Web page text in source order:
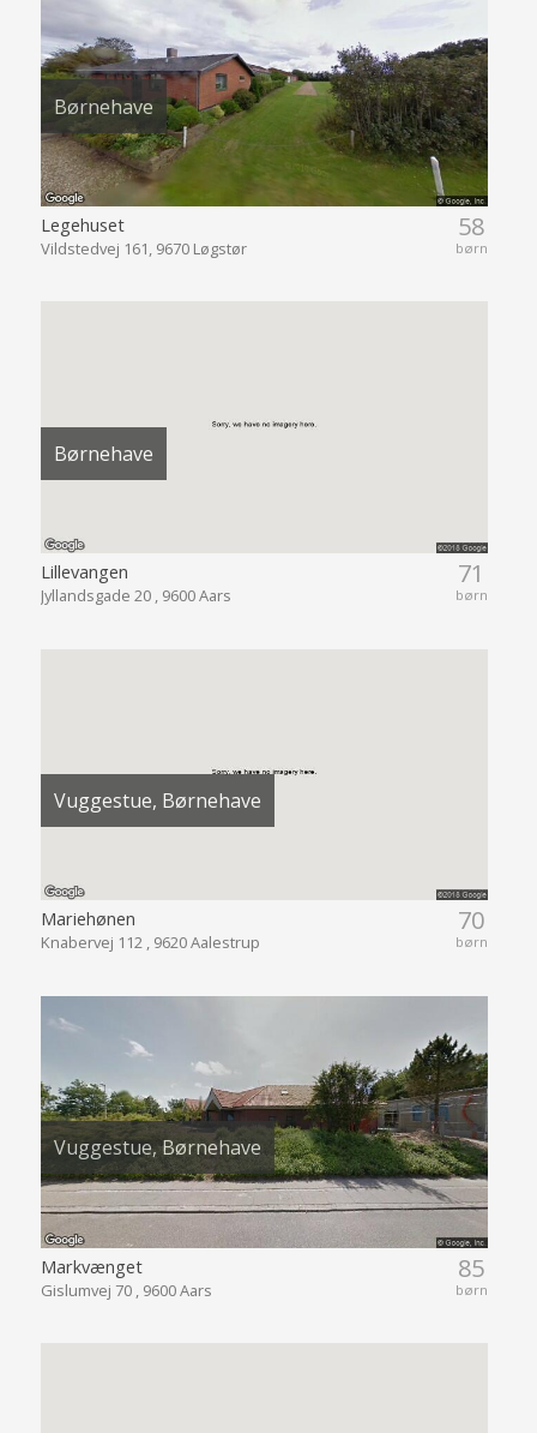
Børnehave
58
børn
Legehuset
Vildstedvej 161, 9670 Løgstør
Børnehave
71
børn
Lillevangen
Jyllandsgade 20 , 9600 Aars
Vuggestue, Børnehave
70
børn
Mariehønen
Knabervej 112 , 9620 Aalestrup
Vuggestue, Børnehave
85
børn
Markvænget
Gislumvej 70 , 9600 Aars